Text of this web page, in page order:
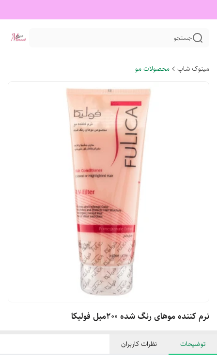
جستجو
مینوک شاپ محصولات مو
نرم كننده موهای رنگ شده 200میل فولیکا
توضیحات نظرات کاربران